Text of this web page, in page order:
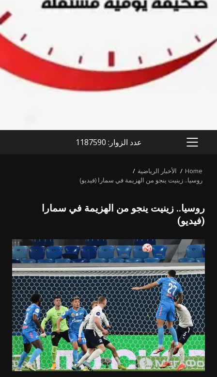
PRIMARY
عدد الزوار: 1187590
Home
الأخبار الرياضية
روسيا.. زينيت ينجو من الهزيمة في سمارا (فيديو)
روسيا.. زينيت ينجو من الهزيمة في سمارا
(فيديو)